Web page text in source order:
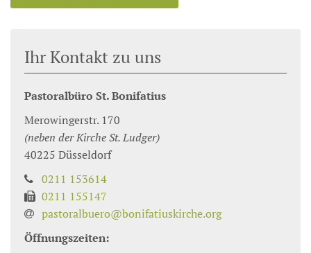
Ihr Kontakt zu uns
Pastoralbüro St. Bonifatius
Merowingerstr. 170
(neben der Kirche St. Ludger)
40225 Düsseldorf
0211 153614
0211 155147
pastoralbuero@bonifatiuskirche.org
Öffnungszeiten: